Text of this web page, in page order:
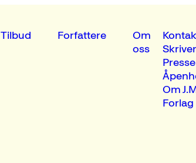
Tilbud Forfattere
Om
oss
Presse
Om
Forlag